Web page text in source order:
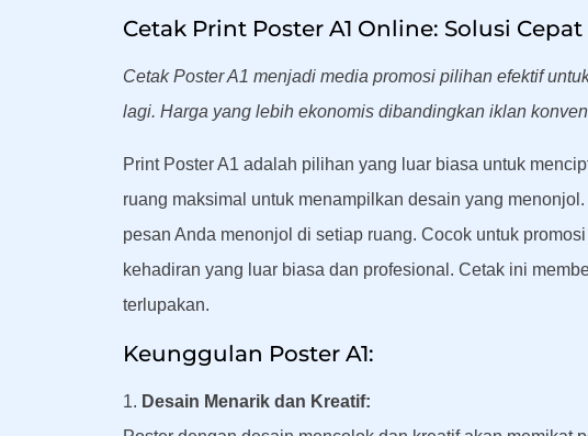
Cetak Print Poster A1 Online: Solusi
Cetak Poster A1 menjadi media promosi pilihan efektif
lagi. Harga yang lebih ekonomis dibandingkan iklan
Print Poster A1 adalah pilihan yang luar biasa untuk
ruang maksimal untuk menampilkan desain yang
pesan Anda menonjol di setiap ruang. Cocok untuk
kehadiran yang luar biasa dan profesional. Cetak ini
terlupakan.
Keunggulan Poster A1:
1. Desain Menarik dan Kreatif: